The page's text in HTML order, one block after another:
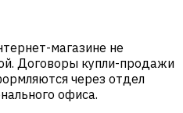
магазине не
Договоры купли-продажи
через отдел
офиса.